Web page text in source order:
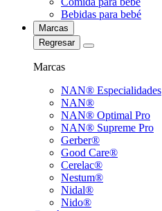
Bebidas para bebé
Marcas
Regresar
Marcas
NAN® Especialidades
NAN®
NAN® Optimal Pro
NAN® Supreme Pro
Gerber®
Good Care®
Cerelac®
Nestum®
Nidal®
Nido®